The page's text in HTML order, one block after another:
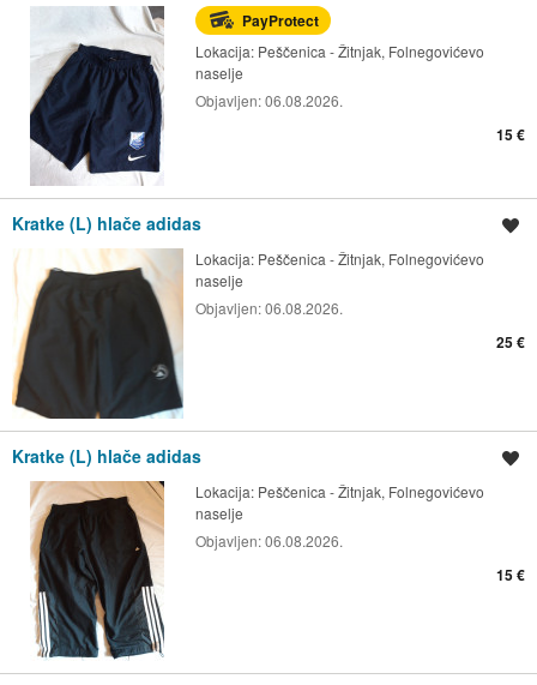
PayProtect
Lokacija: Peščenica - Žitnjak, Folnegovićevo
naselje
Objavljen:06.08.2026.
15 €
Kratke (L) hlače adidas
Lokacija: Peščenica - Žitnjak, Folnegovićevo
naselje
Objavljen:06.08.2026.
25 €
Kratke (L) hlače adidas
Lokacija: Peščenica - Žitnjak, Folnegovićevo
naselje
Objavljen:06.08.2026.
15 €